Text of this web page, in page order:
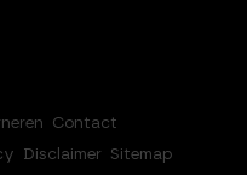
Contact
Disclaimer Sitemap